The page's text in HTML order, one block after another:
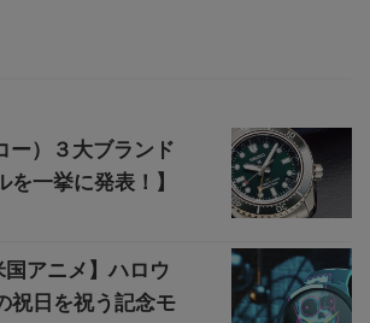
ー）３大ブランド
一挙に発表！】
国アニメ】ハロウ
祝日を祝う記念モ